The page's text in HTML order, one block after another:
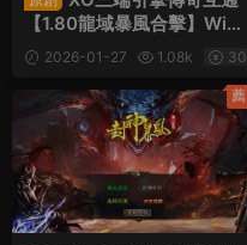
【1.80龍域暴風合擊】Win
一鍵服務端+PC安卓蘋果三
端+加密工具+視頻架設教程
2026-01-27 1.08k 30
薦